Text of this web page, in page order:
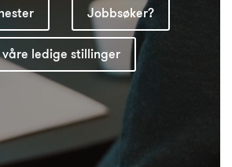
Jobbsøker?
våre ledige stillinger